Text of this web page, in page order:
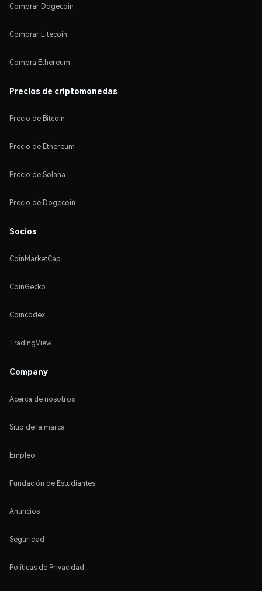
Comprar Dogecoin
Comprar Litecoin
Compra Ethereum
Precios de criptomonedas
Precio de Bitcoin
Precio de Ethereum
Precio de Solana
Precio de Dogecoin
Socios
CoinMarketCap
CoinGecko
Coincodex
TradingView
Company
Acerca de nosotros
Sitio de la marca
Empleo
Fundación de Estudiantes
Anuncios
Seguridad
Políticas de Privacidad